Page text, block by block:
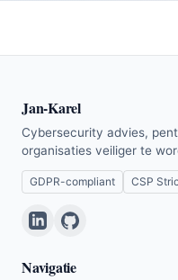
Jan-Karel
Cybersecurity advies,
organisaties veiliger te
GDPR-compliant CSP
Navigatie